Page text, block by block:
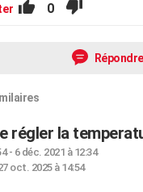
0
Répondre
régler la
- 6 déc. 2021 à 12:34
oct. 2025 à 14:54